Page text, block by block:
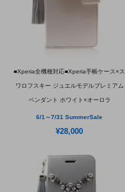
■Xperia全機種対応■Xperia手帳ケース×ス
ワロフスキー ジュエルモデルプレミアム
ペンダント ホワイト×オーロラ
6/1～7/31 SummerSale
¥28,000